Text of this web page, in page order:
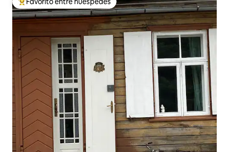
Favorito entre los huéspedes más destacados